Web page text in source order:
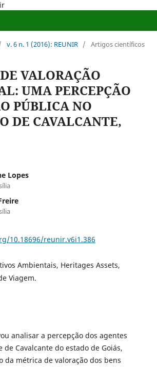
v. 6 n. 1 (2016): REUNIR / Artigos científicos
VALORAÇÃO
UMA PERCEPÇÃO
PÚBLICA NO
DE CAVALCANTE,
Lopes
10.18696/reunir.v6i1.386
Ambientais, Heritages Assets,
Viagem.
analisar a percepção dos agentes
de Cavalcante do estado de Goiás,
da métrica de valoração dos bens